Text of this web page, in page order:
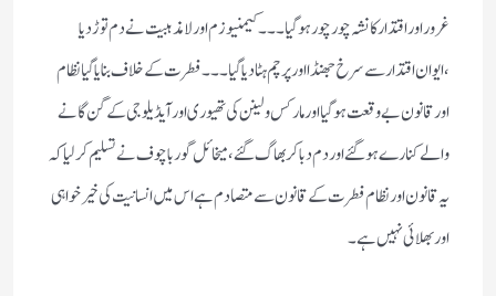
غرور اور اقتدار کا نشہ چور چور ہوگیا۔۔۔ کیمنیوزم اور لا مذہبیت نے دم توڑ دیا
،ایوان اقتدار سے سرخ جھنڈا اور پرچم ہٹا دیا گیا۔۔۔ فطرت کے خلاف بنایا گیا نظام
اور قانون بے وقعت ہوگیا اور مارکس و لینن کی تھیوری اور آیڈیلوجی کے گن گانے
والے کنارے ہو گئے اور دم دبا کر بھاگ گئے، میخائل گورباچوف نے تسلیم کرلیا کہ
یہ قانون اور نظام فطرت کے قانون سے متصادم ہے اس میں انسانیت کی خیرخواہی
اور بھلائی نہیں ہے۔